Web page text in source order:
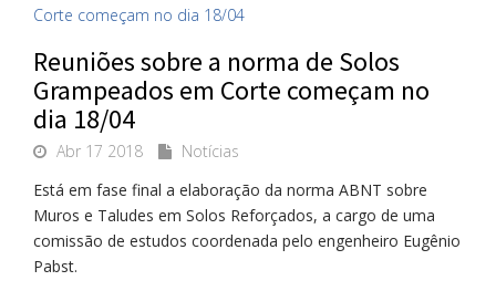
Reuniões sobre a norma de Solos
Grampeados em Corte começam no
dia 18/04
Abr 17 2018
Notícias
Está em fase final a elaboração da norma ABNT sobre
Muros e Taludes em Solos Reforçados, a cargo de uma
comissão de estudos coordenada pelo engenheiro Eugênio
Pabst.